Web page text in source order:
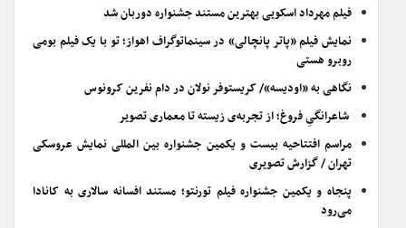
فیلم مهرداد اسکویی بهترین مستند جشنواره دوربان شد
نمایش فیلم «پاتر پانچالی» در سینماتوگراف اهواز؛ تو با یک فیلم بومی
روبرو هستی
نگاهی به «اودیسه»/ کریستوفر نولان در دام نفرین کرونوس
شاعرانگیِ فروغ؛ از تجربه‌ی زیسته تا معماری تصویر
مراسم افتتاحیه بیست و یکمین جشنواره بین المللی نمایش عروسکی
تهران / گزارش تصویری
پنجاه و یکمین جشنواره فیلم تورنتو؛ مستند افسانه سالاری به کانادا
می‌رود